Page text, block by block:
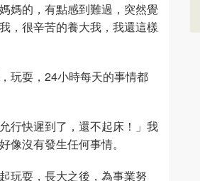
媽的，有點感到難過，突然覺
，很辛苦的養大我，我還這樣
玩耍，24小時每天的事情都
行快遲到了，還不起床！」我
沒有發生任何事情。
玩耍，長大之後，為事業努